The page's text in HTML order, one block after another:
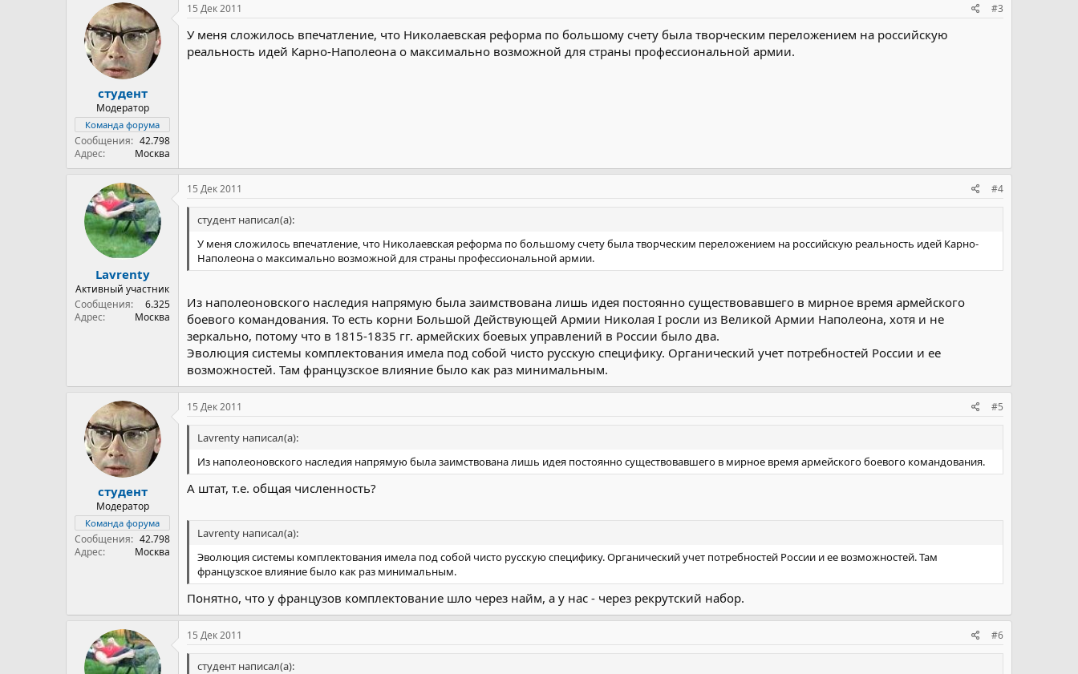
студент
Модератор
Команда форума
Сообщения
42.798
Адрес
Москва
15 Дек 2011 #3
У меня сложилось впечатление, что Николаевская реформа по большому счету была творческим переложением на российскую
реальность идей Карно-Наполеона о максимально возможной для страны профессиональной армии.
Lavrenty
Активный участник
Сообщения
6.325
Адрес
Москва
15 Дек 2011 #4
студент написал(а):
У меня сложилось впечатление, что Николаевская реформа по большому счету была творческим переложением на российскую реальность идей Карно-
Наполеона о максимально возможной для страны профессиональной армии.
Из наполеоновского наследия напрямую была заимствована лишь идея постоянно существовавшего в мирное время армейского
боевого командования. То есть корни Большой Действующей Армии Николая I росли из Великой Армии Наполеона, хотя и не
зеркально, потому что в 1815-1835 гг. армейских боевых управлений в России было два.
Эволюция системы комплектования имела под собой чисто русскую специфику. Органический учет потребностей России и ее
возможностей. Там французское влияние было как раз минимальным.
студент
Модератор
Команда форума
Сообщения
42.798
Адрес
Москва
15 Дек 2011 #5
Lavrenty написал(а):
Из наполеоновского наследия напрямую была заимствована лишь идея постоянно существовавшего в мирное время армейского боевого командования.
А штат, т.е. общая численность?
Lavrenty написал(а):
Эволюция системы комплектования имела под собой чисто русскую специфику. Органический учет потребностей России и ее возможностей. Там
французское влияние было как раз минимальным.
Понятно, что у французов комплектование шло через найм, а у нас - через рекрутский набор.
15 Дек 2011 #6
студент написал(а):